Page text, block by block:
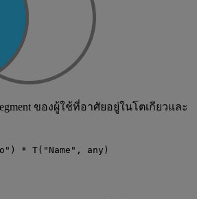
ของผู้ใช้ที่อาศัยอยู่ในโตเกียวและ
* T("Name", any)